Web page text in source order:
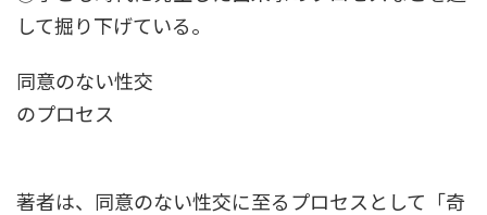
して掘り下げている。
同意のない性交
のプロセス
著者は、同意のない性交に至るプロセスとして「奇